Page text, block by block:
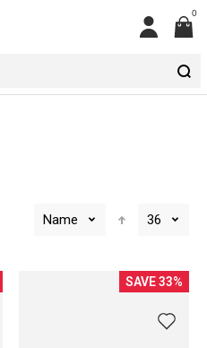
Mein
0
Name 36
SAVE 33%